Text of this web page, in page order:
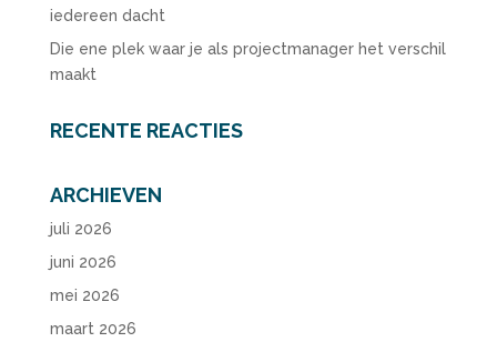
iedereen dacht
Die ene plek waar je als projectmanager het verschil
maakt
RECENTE REACTIES
ARCHIEVEN
juli 2026
juni 2026
mei 2026
maart 2026